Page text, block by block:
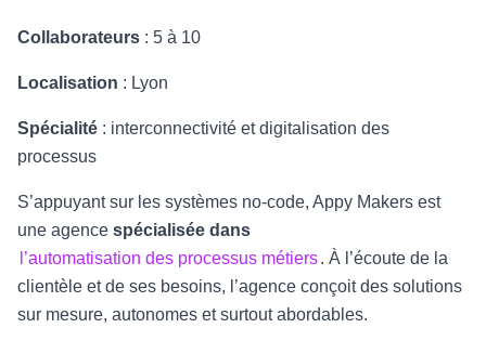
Collaborateurs : 5 à 10
Localisation : Lyon
Spécialité : interconnectivité et digitalisation des
processus
S’appuyant sur les systèmes no-code, Appy Makers est
une agence spécialisée dans
l’automatisation des processus métiers. À l’écoute de la
clientèle et de ses besoins, l’agence conçoit des solutions
sur mesure, autonomes et surtout abordables.